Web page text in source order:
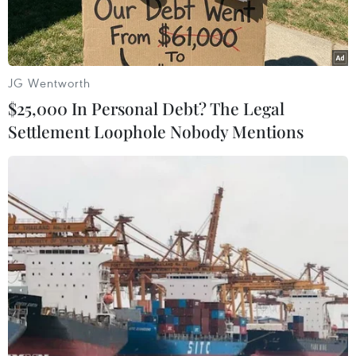
dịch bệnh.
Nhân viên kiểm tra hộ chiếu của một hành khách tại sân bay
Don Mueang ở Bangkok, Thái Lan, ngày 21/1/2020. (Ảnh:
AFP/TTXVN)
Ngày 28/1, Tổng cục Du lịch đã ban hành văn
JG Wentworth
$25,000 In Personal Debt? The Legal
Settlement Loophole Nobody Mentions